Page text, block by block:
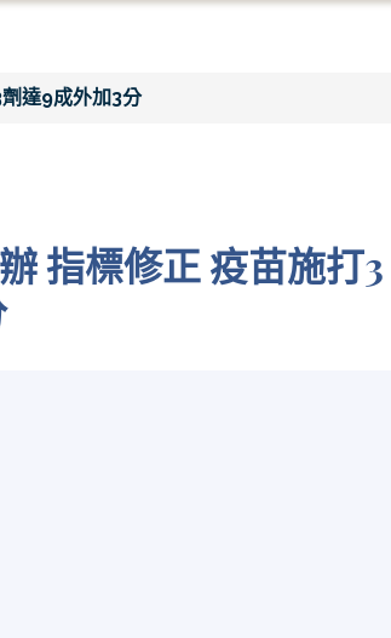
達9成外加3分
指標修正 疫苗施打3